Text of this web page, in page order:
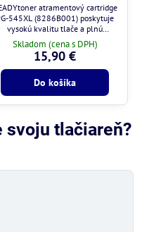
atramentový cartridge
545XL (8286B001) poskytuje
vysokú kvalitu tlače a plnú
s tlačiarňami Canon.
Skladom (cena s DPH)
15,90 €
Do košíka
svoju tlačiareň?